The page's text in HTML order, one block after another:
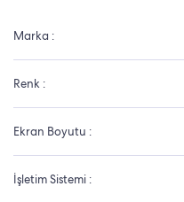
Marka :
Renk :
Ekran Boyutu :
İşletim Sistemi :